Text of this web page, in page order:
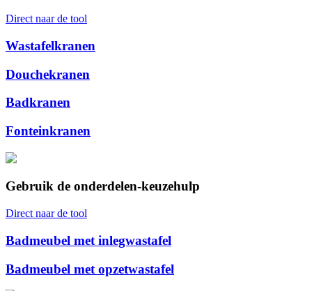
Direct naar de tool
Wastafelkranen
Douchekranen
Badkranen
Fonteinkranen
Gebruik de onderdelen-keuzehulp
Direct naar de tool
Badmeubel met inlegwastafel
Badmeubel met opzetwastafel